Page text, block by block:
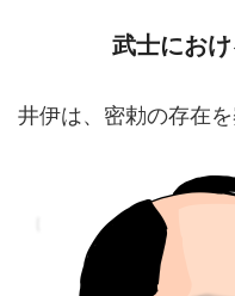
武士にお
井伊は、密勅の存在を